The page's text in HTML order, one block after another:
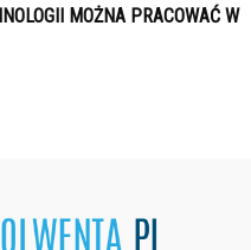
MOŻNA PRACOWAĆ W